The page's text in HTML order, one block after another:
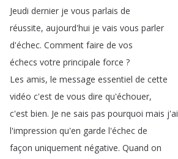
Jeudi dernier je vous parlais de
réussite, aujourd'hui je vais vous parler
d'échec. Comment faire de vos
échecs votre principale force ?
Les amis, le message essentiel de cette
vidéo c'est de vous dire qu'échouer,
c'est bien. Je ne sais pas pourquoi mais j'ai
l'impression qu'en garde l'échec de
façon uniquement négative. Quand on